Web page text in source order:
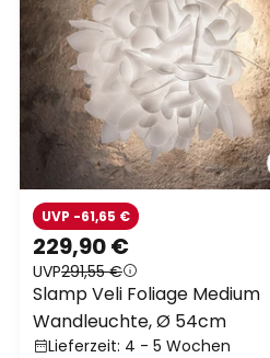
229,90 €
UVP291,55 €
UVP -61,65 €
Slamp Veli Foliage Medium
Wandleuchte, Ø 54cm
Lieferzeit: 4 - 5 Wochen